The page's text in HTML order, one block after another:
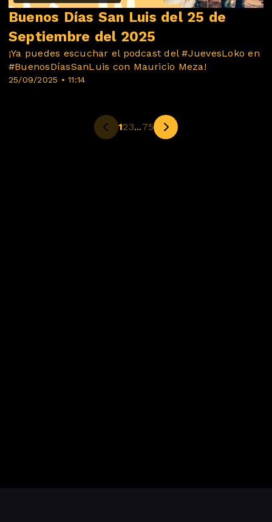
25/09/2025 • 11:14
Buenos Días San Luis del 25 de
Septiembre del 2025
¡Ya puedes escuchar el podcast del #JuevesLoko en
#BuenosDíasSanLuis con Mauricio Meza!
123...75